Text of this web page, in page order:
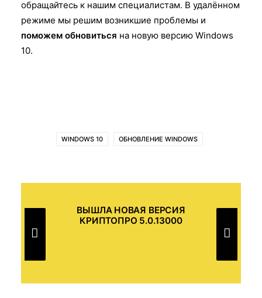
обращайтесь к нашим специалистам. В удалённом
режиме мы решим возникшие проблемы и
поможем обновиться на новую версию Windows
10.
WINDOWS 10 ОБНОВЛЕНИЕ WINDOWS
ВЫШЛА НОВАЯ ВЕРСИЯ
КРИПТОПРО 5.0.13000